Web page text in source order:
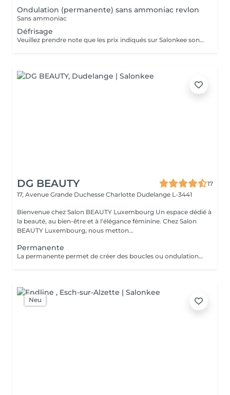
Ondulation (permanente) sans ammoniac revlon
Sans ammoniac
Défrisage
Veuillez prendre note que les prix indiqués sur Salonkee sont communiqués à titre informatif et s'entendent de base. Ces derniers sont susceptibles de varier selon le diagnostic réalisé à votre arrivée au salon et l'expertise du professionnel à qui vous confiez votre beauté. Dans tous les cas, un devis précis vous sera proposé et toutes réalisations de prestations seront effectuées avec votre accord. Un grand merci d'avance pour votre compréhension. Au plaisir de vous recevoir très vite.
DG BEAUTY
17
17, Avenue Grande Duchesse Charlotte Dudelange L-3441
Bienvenue chez Salon BEAUTY Luxembourg Un espace dédié à
la beauté, au bien-être et à l'élégance féminine. Chez Salon
BEAUTY Luxembourg, nous metton...
Permanente
La permanente permet de créer des boucles ou ondulations durables tout en apportant du volume et du mouvement aux cheveux. Après un diagnostic personnalisé, la technique est adaptée à votre type de cheveux et au résultat souhaité. Le résultat dure généralement 2 à 3 mois selon la nature du cheveu et l'entretien. Disponible pour cheveux courts, mi-longs et longs. Supplément possible pour cheveux très longs ou très épais. Veuillez prendre note que les prix indiqués sur Salonkee sont communiqués à titre informatif et s'entendent de base. Ces derniers sont susceptibles de varier selon le diagnostic réalisé à votre arrivée au salon et l'expertise du professionnel à qui vous confiez votre beauté. Dans tous les cas, un devis précis vous sera proposé et toutes réalisations de prestations seront effectuées avec votre accord. Un grand merci d'avance pour votre compréhension. Au plaisir de vous recevoir très vite.
Neu